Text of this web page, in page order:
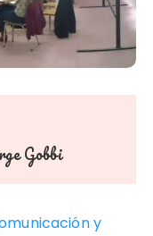
Gobbi
y